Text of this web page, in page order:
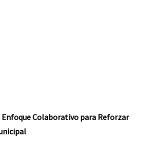
Colaborativo para Reforzar